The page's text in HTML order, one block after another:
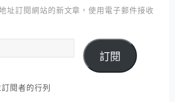
址訂閱網站的新文章，使用電子郵件接收
訂閱
閱者的行列